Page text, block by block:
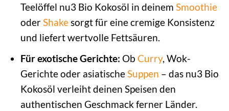
Teelöffel nu3 Bio Kokosöl in deinem Smoothie
oder Shakesorgt für eine cremige Konsistenz
und liefert wertvolle Fettsäuren.
Für exotische Gerichte: Ob Curry, Wok-
Gerichte oder asiatischeSuppen – das nu3 Bio
Kokosöl verleiht deinen Speisen den
authentischen Geschmack ferner Länder.